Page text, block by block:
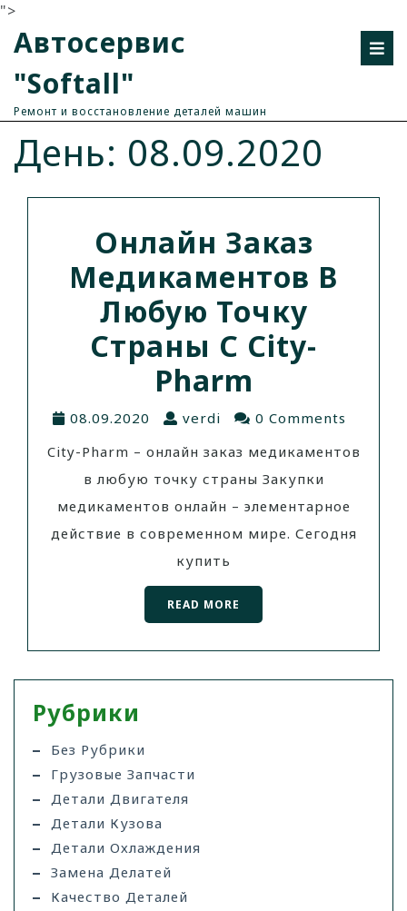
">
Автосервис
"Softall"
Ремонт и восстановление деталей машин
День: 08.09.2020
Онлайн Заказ
Медикаментов В
Любую Точку
Страны С City-
Pharm
08.09.2020 verdi
0 Comments
City-Pharm – онлайн заказ медикаментов
в любую точку страны Закупки
медикаментов онлайн – элементарное
действие в современном мире. Сегодня
купить
READ MORE
Рубрики
Без Рубрики
Грузовые Запчасти
Детали Двигателя
Детали Кузова
Детали Охлаждения
Замена Делатей
Качество Деталей